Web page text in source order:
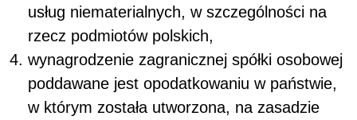
usług niematerialnych, w szczególności na
rzecz podmiotów polskich,
wynagrodzenie zagranicznej spółki osobowej
poddawane jest opodatkowaniu w państwie,
w którym została utworzona, na zasadzie